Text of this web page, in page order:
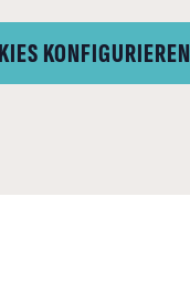
KONFIGURIEREN